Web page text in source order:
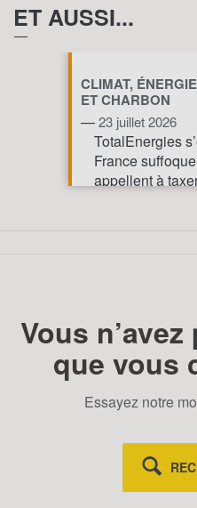
ET AUSSI...
CLIMAT,
ET CHARBON
—23 juillet 2026
TotalEnergies
France
appellent à
Vous
que vous
Essayez notre